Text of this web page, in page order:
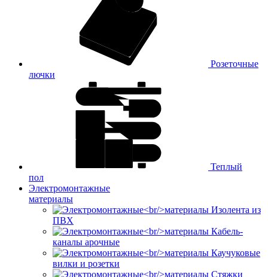
Розеточные
лючки
Теплый
пол
Электромонтажные
материалы
Изолента из
ПВХ
Кабель-
каналы арочные
Каучуковые
вилки и розетки
Стяжки